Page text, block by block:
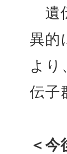
遺
異的
より
伝子
＜今